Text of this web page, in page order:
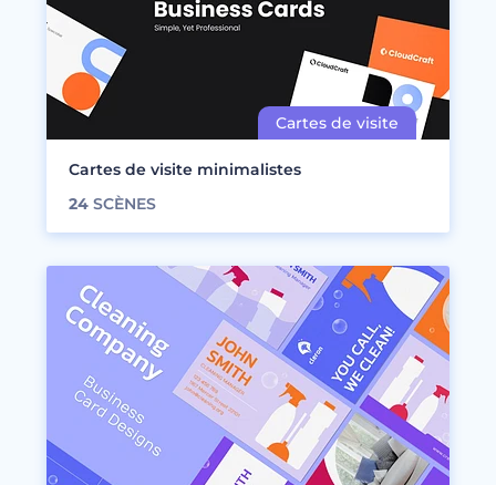
Cartes de visite minimalistes
24 SCÈNES